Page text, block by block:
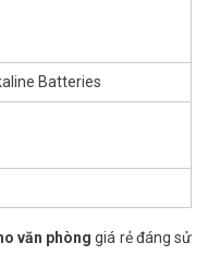
Batteries
văn phòng giá rẻ đáng sử